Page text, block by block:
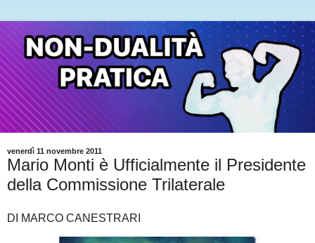
venerdì 11 novembre 2011
Mario Monti è Ufficialmente il Presidente
della Commissione Trilaterale
DI MARCO CANESTRARI